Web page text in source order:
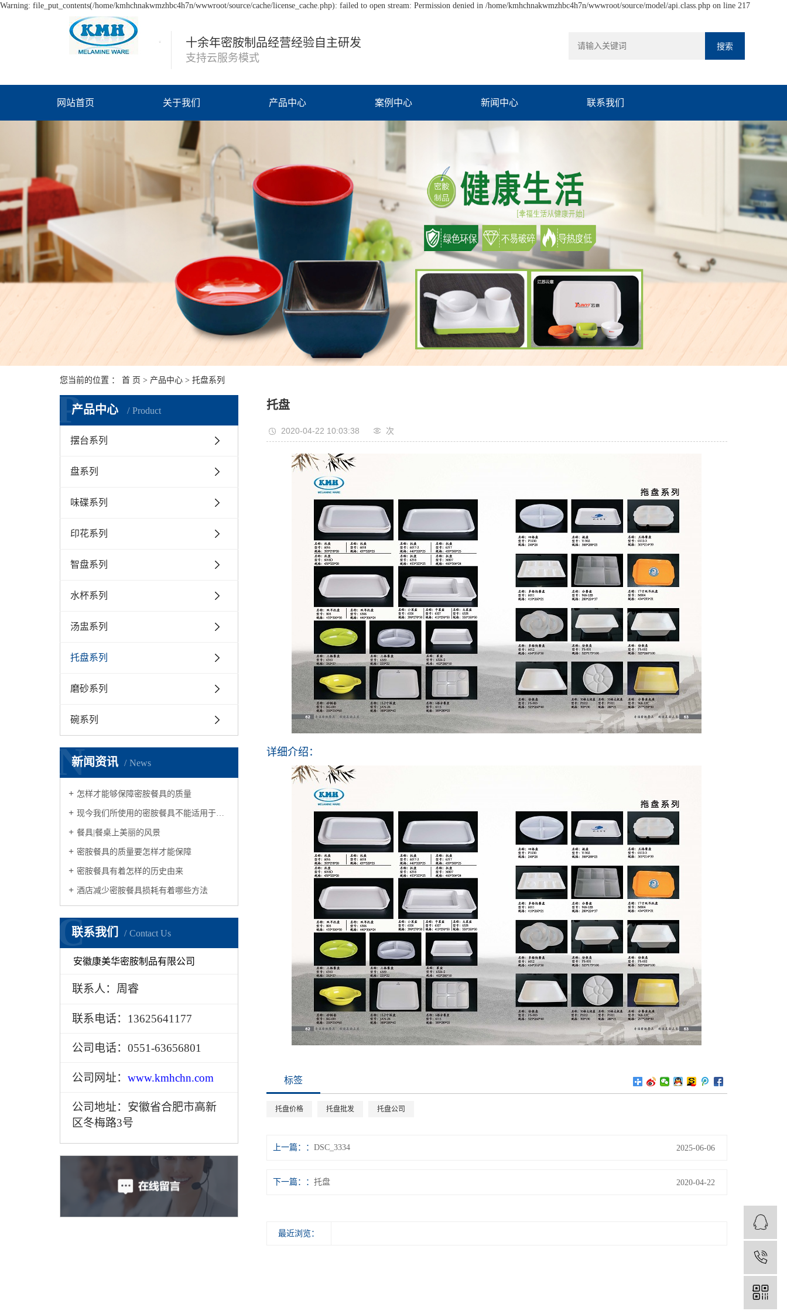
Warning: file_put_contents(/home/kmhchnakwmzhbc4h7n/wwwroot/source/cache/license_cache.php): failed to open stream: Permission denied in /home/kmhchnakwmzhbc4h7n/wwwroot/source/model/api.class.php on line 217
十余年密胺制品经营经验自主研发
支持云服务模式
网站首页 关于我们 产品中心 案例中心 新闻中心 联系我们
您当前的位置 ： 首 页 > 产品中心 > 托盘系列
产品中心 Product
P
摆台系列
盘系列
味碟系列
印花系列
智盘系列
水杯系列
汤盅系列
托盘系列
磨砂系列
碗系列
新闻资讯 News
N
怎样才能够保障密胺餐具的质量
现今我们所使用的密胺餐具不能适用于微波炉
餐具|餐桌上美丽的风景
密胺餐具的质量要怎样才能保障
密胺餐具有着怎样的历史由来
酒店减少密胺餐具损耗有着哪些方法
联系我们 Contact Us
C
安徽康美华密胺制品有限公司
联系人：周睿
联系电话：13625641177
公司电话：0551-63656801
公司网址： www.kmhchn.com
公司地址：安徽省合肥市高新
区冬梅路3号
托盘
2020-04-22 10:03:38 次
详细介绍：
标签
托盘价格 托盘批发 托盘公司
上一篇： DSC_3334 2025-06-06
下一篇： 托盘 2020-04-22
最近浏览：